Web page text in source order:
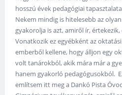
hosszú évek pedagógiai
Nekem mindig is hitelesebb az
gyakorolja is azt, amiről ír,
Vonatkozik ez egyébként az
emberből kellene, hogy álljon egy
volt tanárokból, akik mára már a
hanem gyakorló pedagógusokból.
említsem itt meg a Dankó Pista